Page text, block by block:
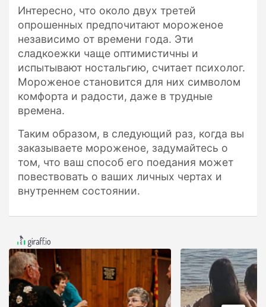
Интересно, что около двух третей
опрошенных предпочитают мороженое
независимо от времени года. Эти
сладкоежки чаще оптимистичны и
испытывают ностальгию, считает психолог.
Мороженое становится для них символом
комфорта и радости, даже в трудные
времена.
Таким образом, в следующий раз, когда вы
заказываете мороженое, задумайтесь о
том, что ваш способ его поедания может
повествовать о ваших личных чертах и
внутреннем состоянии.